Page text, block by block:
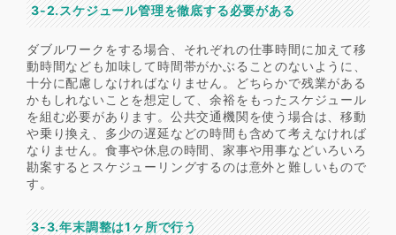
3-2.スケジュール管理を徹底する必要がある
ダブルワークをする場合、それぞれの仕事時間に加えて移
動時間なども加味して時間帯がかぶることのないように、
十分に配慮しなければなりません。どちらかで残業がある
かもしれないことを想定して、余裕をもったスケジュール
を組む必要があります。公共交通機関を使う場合は、移動
や乗り換え、多少の遅延などの時間も含めて考えなければ
なりません。食事や休息の時間、家事や用事などいろいろ
勘案するとスケジューリングするのは意外と難しいもので
す。
3-3.年末調整は1ヶ所で行う